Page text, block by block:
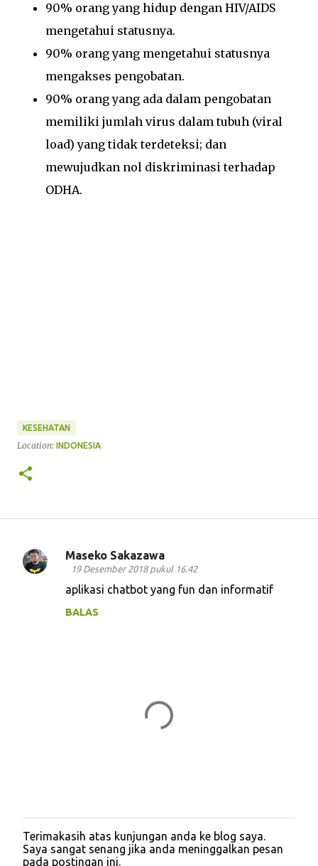
90% orang yang hidup dengan HIV/AIDS
mengetahui statusnya.
90% orang yang mengetahui statusnya
mengakses pengobatan.
90% orang yang ada dalam pengobatan
memiliki jumlah virus dalam tubuh (viral
load) yang tidak terdeteksi; dan
mewujudkan nol diskriminasi terhadap
ODHA.
KESEHATAN
Location: INDONESIA
K
Maseko Sakazawa
19 Desember 2018 pukul 16.42
aplikasi chatbot yang fun dan informatif
BALAS
P
o
Terimakasih atas kunjungan anda ke blog saya.
Saya sangat senang jika anda meninggalkan pesan
pada postingan ini.